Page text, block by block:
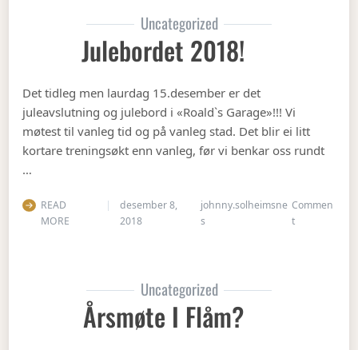
Uncategorized
Julebordet 2018!
Det tidleg men laurdag 15.desember er det
juleavslutning og julebord i «Roald`s Garage»!!! Vi
møtest til vanleg tid og på vanleg stad. Det blir ei litt
kortare treningsøkt enn vanleg, før vi benkar oss rundt
…
READ
MORE
desember 8,
2018
johnny.solheimsne
s
Commen
ton Julebordet
Uncategorized
Årsmøte I Flåm?